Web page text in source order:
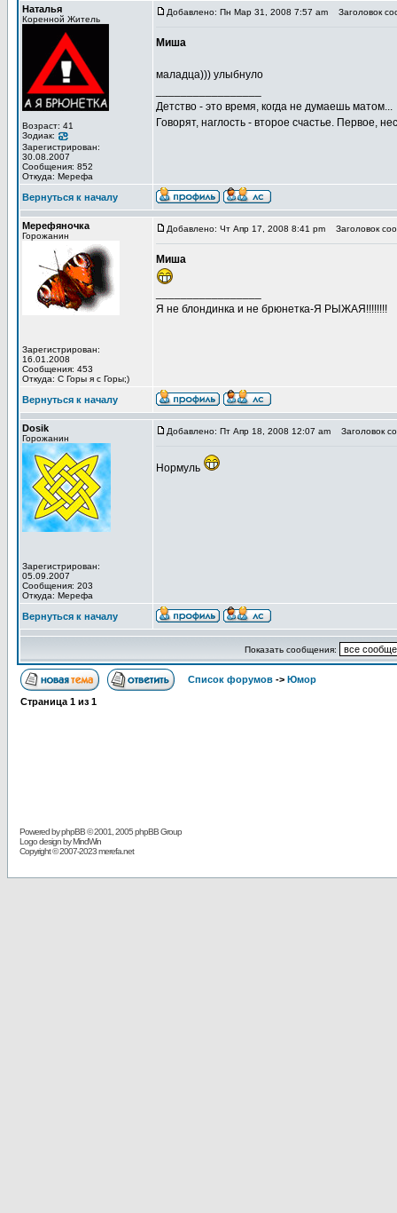
Наталья
Коренной Житель
Возраст: 41
Зодиак:
Зарегистрирован:
30.08.2007
Сообщения: 852
Откуда: Мерефа
Добавлено: Пн Мар 31, 2008 7:57 am Заголовок
Миша
маладца))) улыбнуло
Детство - это время, когда не думаешь матом...
Говорят, наглость - второе счастье. Первое,
Вернуться к началу
Мерефяночка
Горожанин
Зарегистрирован:
16.01.2008
Сообщения: 453
Откуда: С Горы я с Горы;)
Добавлено: Чт Апр 17, 2008 8:41 pm Заголовок
Миша
Я не блондинка и не брюнетка-Я РЫЖАЯ!!!!!!!!
Вернуться к началу
Dosik
Горожанин
Зарегистрирован:
05.09.2007
Сообщения: 203
Откуда: Мерефа
Добавлено: Пт Апр 18, 2008 12:07 am Заголовок
Нормуль
Вернуться к началу
Показать сообщения:
Список форумов -> Юмор
Страница 1 из 1
Powered byphpBB© 2001, 2005 phpBB Group
Logo design by MindWin
Copyright © 2007-2023 merefa.net